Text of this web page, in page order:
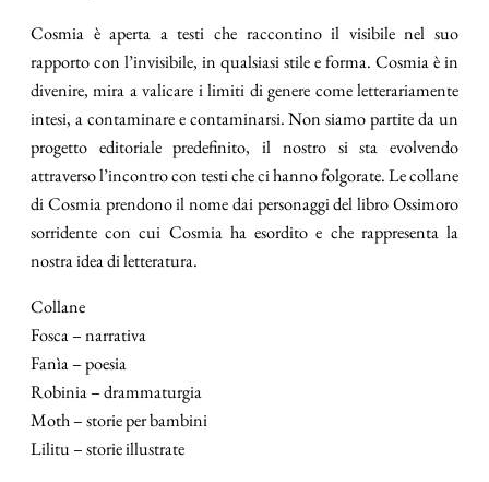
Cosmia è aperta a testi che raccontino il visibile nel suo
rapporto con l’invisibile, in qualsiasi stile e forma. Cosmia è in
divenire, mira a valicare i limiti di genere come letterariamente
intesi, a contaminare e contaminarsi. Non siamo partite da un
progetto editoriale predefinito, il nostro si sta evolvendo
attraverso l’incontro con testi che ci hanno folgorate. Le collane
di Cosmia prendono il nome dai personaggi del libro Ossimoro
sorridente con cui Cosmia ha esordito e che rappresenta la
nostra idea di letteratura.
Collane
Fosca – narrativa
Fanìa – poesia
Robinia – drammaturgia
Moth – storie per bambini
Lilitu – storie illustrate